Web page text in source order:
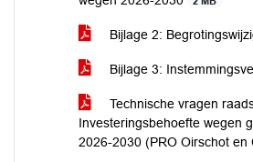
Bijlage 2:
Bijlage 3:
Technische vragen
Investeringsbehoefte wegen
2026-2030 (PRO Oirschot en